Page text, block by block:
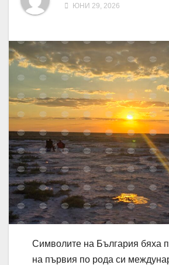
ЮНИ 29, 2026
Символите на България бяха
на първия по рода си